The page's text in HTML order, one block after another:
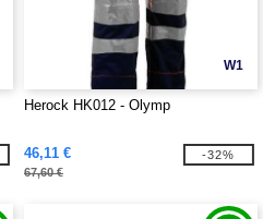
W1
Herock HK012 - Olymp
46,11 €
67,60 €
-32%